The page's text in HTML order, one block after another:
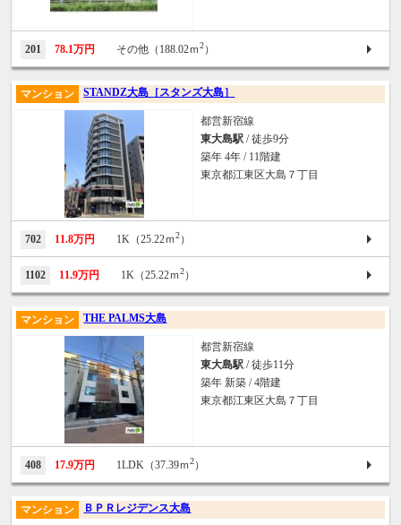
201 78.1万円 その他（188.02ｍ2）
STANDZ大島［スタンズ大島］
マンション
都営新宿線
東大島駅 / 徒歩9分
築年 4年 / 11階建
東京都江東区大島７丁目
702 11.8万円 1K（25.22ｍ2）
1102 11.9万円 1K（25.22ｍ2）
THE PALMS大島
マンション
都営新宿線
東大島駅 / 徒歩11分
築年 新築 / 4階建
東京都江東区大島７丁目
408 17.9万円 1LDK（37.39ｍ2）
ＢＰＲレジデンス大島
マンション